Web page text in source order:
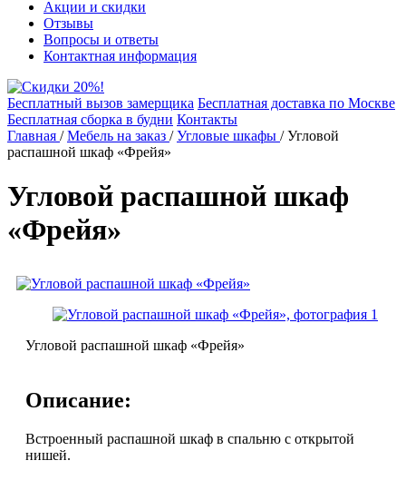
Акции и скидки
Отзывы
Вопросы и ответы
Контактная информация
Бесплатный вызов замерщика Бесплатная доставка по Москве
Бесплатная сборка в будни Контакты
Главная /Мебель на заказ /Угловые шкафы /Угловой
распашной шкаф «Фрейя»
Угловой распашной шкаф
«Фрейя»
Угловой распашной шкаф «Фрейя»
Описание:
Встроенный распашной шкаф в спальню с открытой
нишей.